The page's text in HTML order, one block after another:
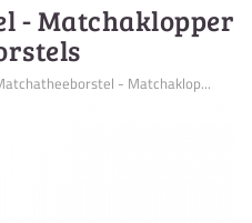
- Matchaklopper
- Matchaklop...